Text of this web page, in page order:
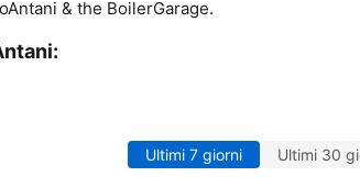
& the BoilerGarage.
Ultimi 7 giorni Ultimi 30